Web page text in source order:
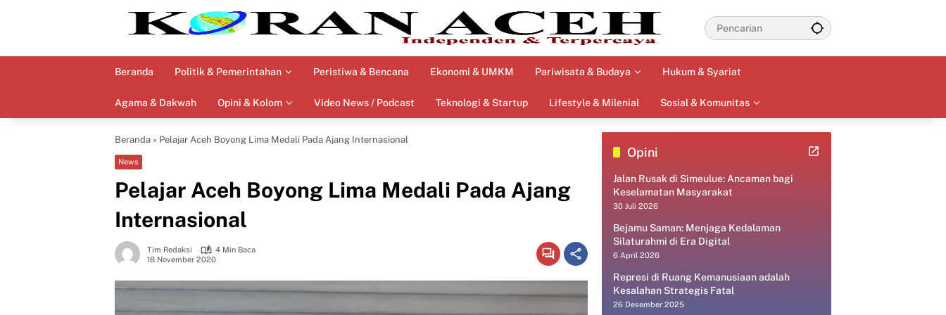
Beranda Politik & Pemerintahan Peristiwa & Bencana Ekonomi & UMKM Pariwisata & Budaya Hukum & Syariat
Agama & Dakwah Opini & Kolom Video News / Podcast Teknologi & Startup Lifestyle & Milenial Sosial & Komunitas
Beranda » Pelajar Aceh Boyong Lima Medali Pada Ajang Internasional
News
Pelajar Aceh Boyong Lima Medali Pada Ajang
Internasional
Tim Redaksi
4 Min Baca
18 November 2020
Opini
Jalan Rusak di Simeulue: Ancaman bagi
Keselamatan Masyarakat
30 Juli 2026
Bejamu Saman: Menjaga Kedalaman
Silaturahmi di Era Digital
6 April 2026
Represi di Ruang Kemanusiaan adalah
Kesalahan Strategis Fatal
26 Desember 2025